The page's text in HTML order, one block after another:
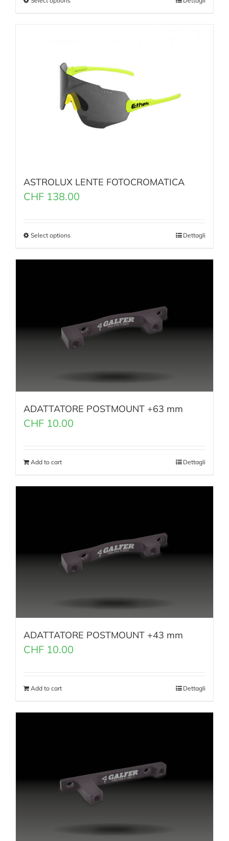
ASTROLUX LENTE FOTOCROMATICA
CHF 138.00
Select options Dettagli
ADATTATORE POSTMOUNT +63 mm
CHF 10.00
Add to cart Dettagli
ADATTATORE POSTMOUNT +43 mm
CHF 10.00
Add to cart Dettagli